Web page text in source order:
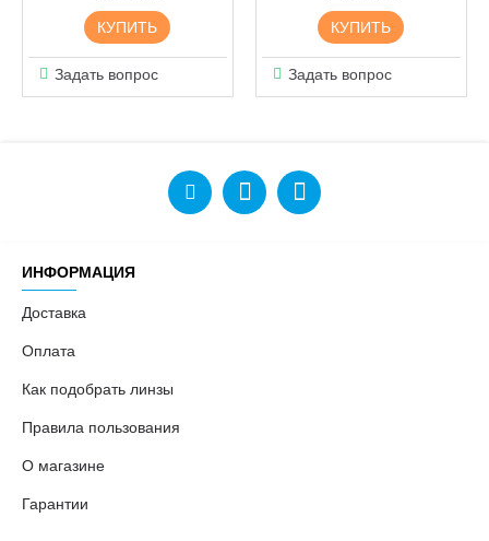
КУПИТЬ
Задать вопрос
КУПИТЬ
Задать вопрос
ИНФОРМАЦИЯ
Доставка
Оплата
Как подобрать линзы
Правила пользования
О магазине
Гарантии